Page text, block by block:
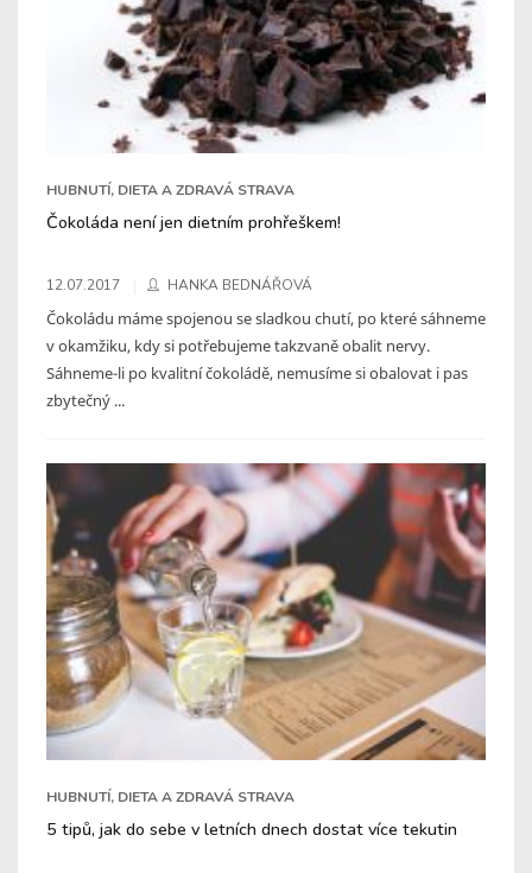
HUBNUTÍ, DIETA A ZDRAVÁ STRAVA
Čokoláda není jen dietním prohřeškem!
12.07.2017 HANKA BEDNÁŘOVÁ
Čokoládu máme spojenou se sladkou chutí, po které sáhneme
v okamžiku, kdy si potřebujeme takzvaně obalit nervy.
Sáhneme-li po kvalitní čokoládě, nemusíme si obalovat i pas
zbytečný ...
HUBNUTÍ, DIETA A ZDRAVÁ STRAVA
5 tipů, jak do sebe v letních dnech dostat více tekutin